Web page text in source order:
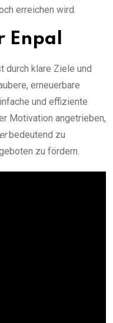
erreichen wird.
Enpal
durch klare Ziele und
erneuerbare
und effiziente
Motivation angetrieben,
bedeutend zu
zu fördern.